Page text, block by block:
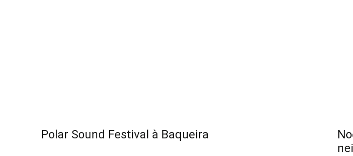
Polar Sound Festival à Baqueira